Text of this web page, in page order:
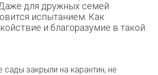
для дружных семей
испытанием. Как
и благоразумие в такой
закрыли на карантин, не